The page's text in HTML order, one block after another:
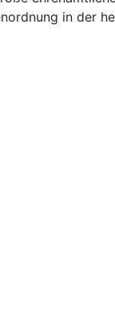
in der